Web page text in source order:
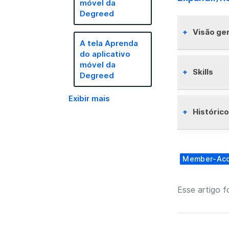
móvel da
Degreed
A tela Aprenda
do aplicativo
móvel da
Degreed
Exibir mais
Visão
Exibe a
A
Skills
Exibe
Histórico
Member-
Esse artigo